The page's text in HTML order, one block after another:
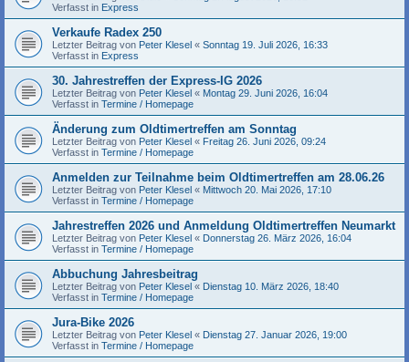
Verfasst in Express
Verkaufe Radex 250
Letzter Beitrag von Peter Klesel « Sonntag 19. Juli 2026, 16:33
Verfasst in Express
30. Jahrestreffen der Express-IG 2026
Letzter Beitrag von Peter Klesel « Montag 29. Juni 2026, 16:04
Verfasst in Termine / Homepage
Änderung zum Oldtimertreffen am Sonntag
Letzter Beitrag von Peter Klesel « Freitag 26. Juni 2026, 09:24
Verfasst in Termine / Homepage
Anmelden zur Teilnahme beim Oldtimertreffen am 28.06.26
Letzter Beitrag von Peter Klesel « Mittwoch 20. Mai 2026, 17:10
Verfasst in Termine / Homepage
Jahrestreffen 2026 und Anmeldung Oldtimertreffen Neumarkt
Letzter Beitrag von Peter Klesel « Donnerstag 26. März 2026, 16:04
Verfasst in Termine / Homepage
Abbuchung Jahresbeitrag
Letzter Beitrag von Peter Klesel « Dienstag 10. März 2026, 18:40
Verfasst in Termine / Homepage
Jura-Bike 2026
Letzter Beitrag von Peter Klesel « Dienstag 27. Januar 2026, 19:00
Verfasst in Termine / Homepage